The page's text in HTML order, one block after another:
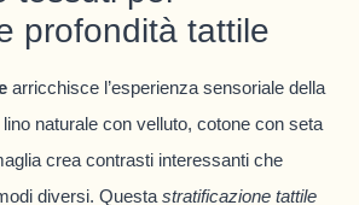
profondità tattile
arricchisce l’esperienza sensoriale della
naturale con velluto, cotone con seta
crea contrasti interessanti che
diversi. Questa stratificazione tattile